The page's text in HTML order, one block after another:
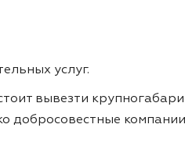
услуг.
стоит вывезти
добросовестные